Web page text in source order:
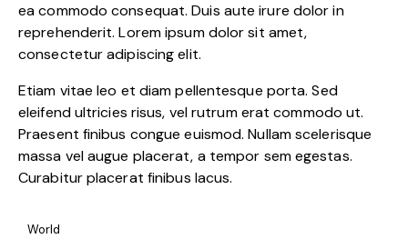
ea commodo consequat. Duis aute irure dolor in
reprehenderit. Lorem ipsum dolor sit amet,
consectetur adipiscing elit.
Etiam vitae leo et diam pellentesque porta. Sed
eleifend ultricies risus, vel rutrum erat commodo ut.
Praesent finibus congue euismod. Nullam scelerisque
massa vel augue placerat, a tempor sem egestas.
Curabitur placerat finibus lacus.
World